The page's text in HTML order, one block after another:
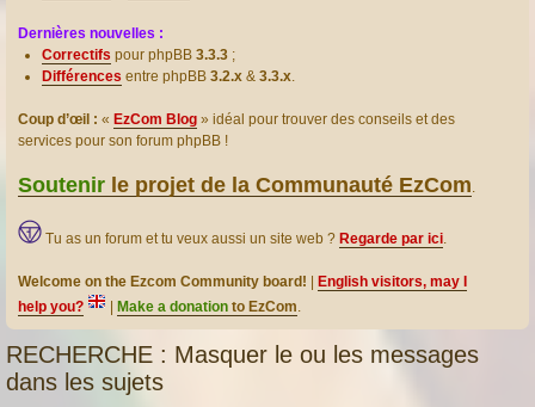
Dernières nouvelles :
Correctifs pour phpBB 3.3.3 ;
Différences entre phpBB 3.2.x & 3.3.x.
Coup d’œil : « EzCom Blog » idéal pour trouver des conseils et des
services pour son forum phpBB !
Soutenir le projet de la Communauté EzCom.
Tu as un forum et tu veux aussi un site web ? Regarde par ici.
Welcome on the Ezcom Community board!
English visitors, may I
help you?
Make a donation to EzCom.
RECHERCHE : Masquer le ou les messages
dans les sujets